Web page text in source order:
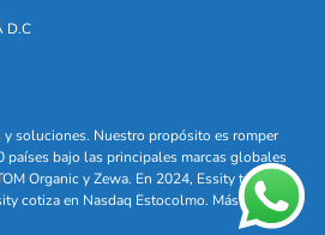
D.C
soluciones. Nuestro propósito es romper
países bajo las principales marcas globales
Organic y Zewa. En 2024, Essity tuvo
cotiza en Nasdaq Estocolmo. Más